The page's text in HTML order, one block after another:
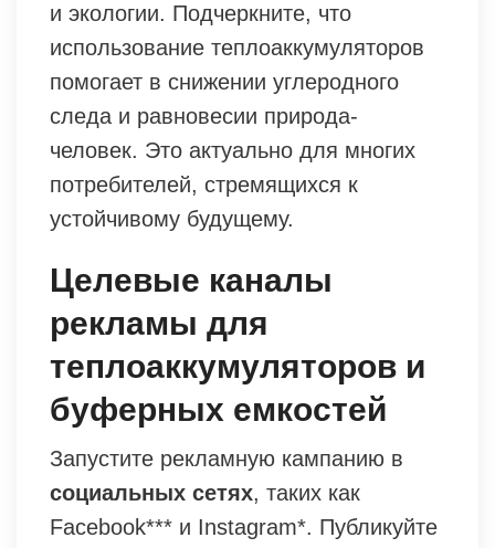
и экологии. Подчеркните, что
использование теплоаккумуляторов
помогает в снижении углеродного
следа и равновесии природа-
человек. Это актуально для многих
потребителей, стремящихся к
устойчивому будущему.
Целевые каналы
рекламы для
теплоаккумуляторов и
буферных емкостей
Запустите рекламную кампанию в
социальных сетях, таких как
Facebook*** и Instagram*. Публикуйте